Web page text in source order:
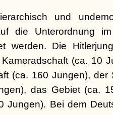
und
die Unterordnung
werden. Die
(ca. 10
(ca. 160 Jungen), der
das Gebiet (ca.
Jungen). Bei dem